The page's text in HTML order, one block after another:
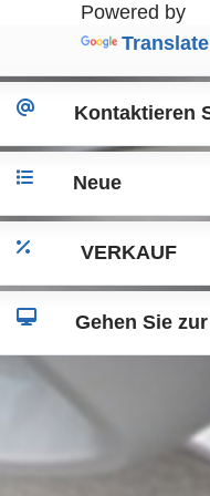
Powered by
Translate
Kontaktieren
Neue
VERKAUF
Gehen Sie